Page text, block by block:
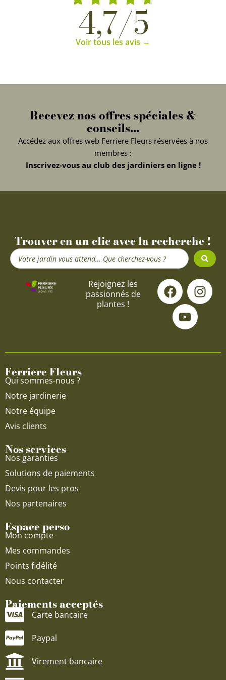
4,7/5
Voir tous les avis →
Recevez nos offres spéciales &
conseils...
Accédez aux offres web Ferriere Fleurs réservées à nos
membres :
Inscrivez-vous au club des jardiniers en ligne !
Trouver en un clic avec la recherche !
Search
...
Rejoignez les
passionnés de
plantes !
F
a
c
e
o
I
n
s
g
Y
o
u
t
u
b
Ferriere Fleurs
Qui sommes-nous ?
Notre jardinerie
Notre équipe
Avis clients
Nos services
Nos garanties
Solutions de paiements
Devis pour les pros
Nos partenaires
Espace perso
Mon compte
Mes commandes
Points fidélité
Nous contacter
Paiements acceptés
Carte bancaire
Paypal
Virement bancaire